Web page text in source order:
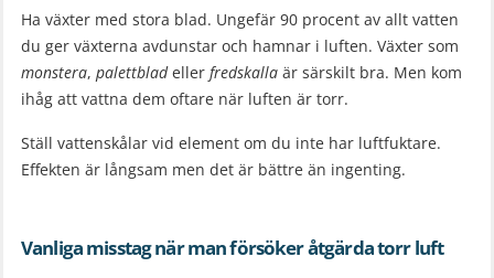
Ha växter med stora blad. Ungefär 90 procent av allt vatten
du ger växterna avdunstar och hamnar i luften. Växter som
monstera, palettbladeller fredskalla är särskilt bra. Men kom
ihåg att vattna dem oftare när luften är torr.
Ställ vattenskålar vid element om du inte har luftfuktare.
Effekten är långsam men det är bättre än ingenting.
Vanliga misstag när man försöker åtgärda torr luft